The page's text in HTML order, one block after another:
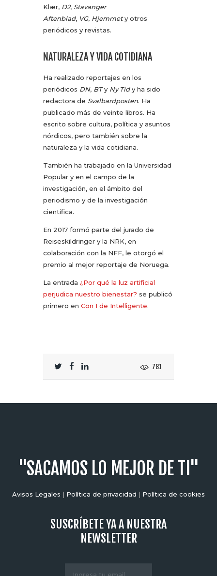
Klær, D2, Stavanger
Aftenblad, VG, Hjemmety otros
periódicos y revistas.
NATURALEZA Y VIDA COTIDIANA
Ha realizado reportajes en los
periódicos DN, BTy Ny Tidy ha sido
redactora de Svalbardposten. Ha
publicado más de veinte libros. Ha
escrito sobre cultura, política y asuntos
nórdicos, pero también sobre la
naturaleza y la vida cotidiana.
También ha trabajado en la Universidad
Popular y en el campo de la
investigación, en el ámbito del
periodismo y de la investigación
científica.
En 2017 formó parte del jurado de
Reiseskildringer y la NRK, en
colaboración con la NFF, le otorgó el
premio al mejor reportaje de Noruega.
La entrada ¿Por qué la luz artificial
perjudica nuestro bienestar? se publicó
primero en Con I de Intelligente.
781
"SACAMOS LO MEJOR DE TI"
Avisos Legales | Política de privacidad | Política de cookies
SUSCRÍBETE YA A NUESTRA
NEWSLETTER